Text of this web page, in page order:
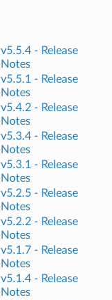
v5.5.4 - Release
Notes
v5.5.1 - Release
Notes
v5.4.2 - Release
Notes
v5.3.4 - Release
Notes
v5.3.1 - Release
Notes
v5.2.5 - Release
Notes
v5.2.2 - Release
Notes
v5.1.7 - Release
Notes
v5.1.4 - Release
Notes